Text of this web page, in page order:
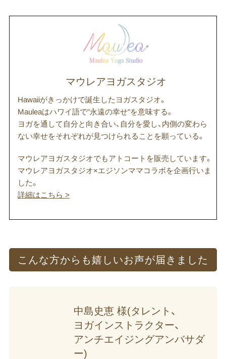
マウレアヨガスタジオ
Hawaiiがきっかけで誕生したヨガスタジオ。
Mauleaはハワイ語で"永遠の幸せ"を意味する。
ヨガを通して自分と向き合い、自分を愛し、内側の変わら
ない幸せをそれぞれが見つけられることを願っている。
マウレアヨガスタジオでもアトコートを販売しています。
マウレアヨガスタジオ×エジソンママコラボを企画行いま
した。
詳細はこちら >
こんな​方からも嬉しい​お声が​届きました
中島史恵 様(タレント、​
ヨガインストラクター、​
アンチエイジングアンバサダ
ー)